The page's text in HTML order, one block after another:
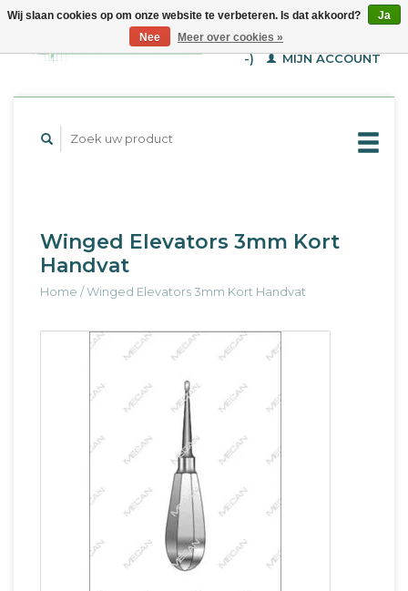
WINKELWAGEN (€--,-
-)
MIJN ACCOUNT
Winged Elevators 3mm Kort
Handvat
Home /Winged Elevators 3mm Kort Handvat
Wij slaan cookies op om onze website te verbeteren. Is dat akkoord?
Ja
Nee
Meer over cookies »